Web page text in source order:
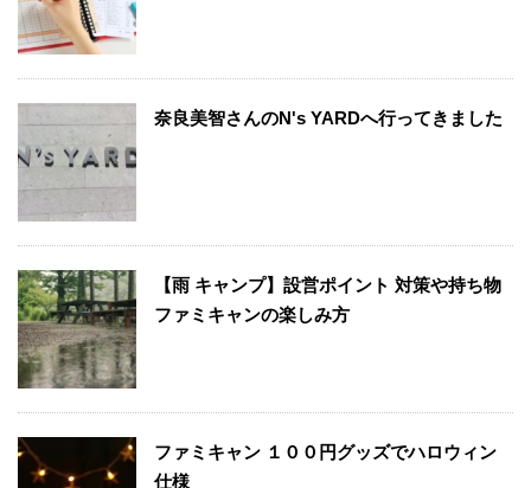
奈良美智さんのN's YARDへ行ってきました
【雨 キャンプ】設営ポイント 対策や持ち物
ファミキャンの楽しみ方
ファミキャン １００円グッズでハロウィン
仕様